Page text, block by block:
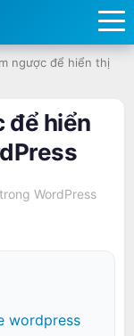
ngược để hiển thị
để hiển
trong WordPress
wordpress